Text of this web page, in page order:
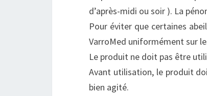
d’après-midi ou soir ). La
Pour éviter que certaines
VarroMed uniformément sur
Le produit ne doit pas être
Avant utilisation, le produit
bien agité.